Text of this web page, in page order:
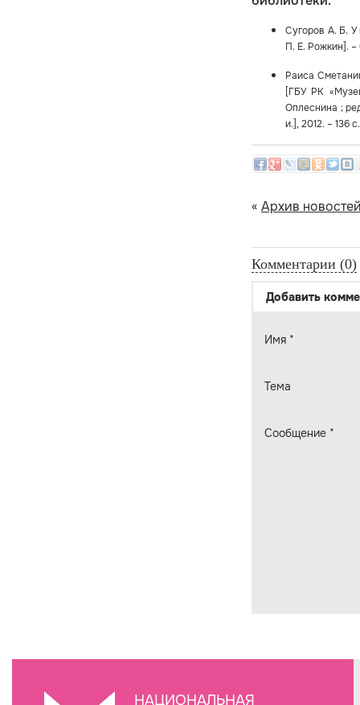
Сугоров А. Б.
П. Е. Рожкин]. –
Раиса
[ГБУ РК
Оплеснина ;
и.], 2012. – 136
« Архив
Комментарии (0)
Добавить
Имя *
Тема
Сообщение *
НАЦИОНАЛЬНАЯ